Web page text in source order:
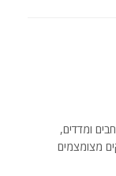
ומדדים,
מצומצמים